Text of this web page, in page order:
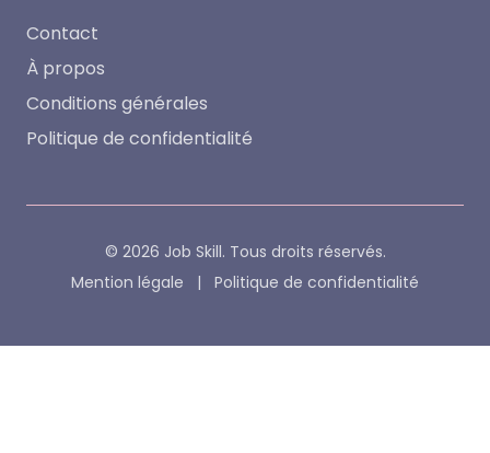
Contact
À propos
Conditions générales
Politique de confidentialité
© 2026 Job Skill. Tous droits réservés.
Mention légale
| Politique de confidentialité